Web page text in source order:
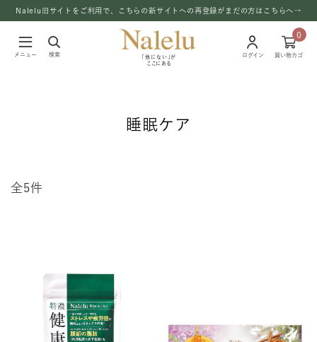
Nalelu旧サイトをご利用で、こちらの新サイトへの再登録がまだの方はこちらへ→
メニュー 検索
「他にない」が
ここにある
ログイン
0
買い物カゴ
睡眠ケア
全5件